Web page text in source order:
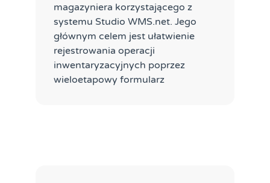
magazyniera korzystającego z
systemu Studio WMS.net. Jego
głównym celem jest ułatwienie
rejestrowania operacji
inwentaryzacyjnych poprzez
wieloetapowy formularz